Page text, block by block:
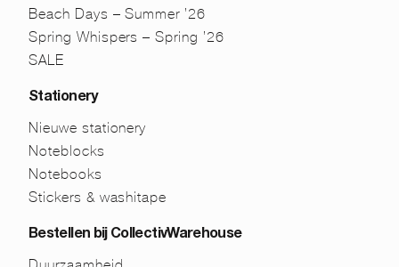
Beach Days – Summer ’26
Spring Whispers – Spring ’26
SALE
Stationery
Nieuwe stationery
Noteblocks
Notebooks
Stickers & washitape
Bestellen bij CollectivWarehouse